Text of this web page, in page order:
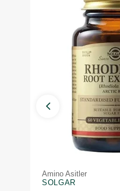
Amino Asitler
SOLGAR